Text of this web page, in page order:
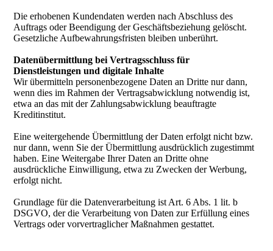
Die erhobenen Kundendaten werden nach Abschluss des
Auftrags oder Beendigung der Geschäftsbeziehung gelöscht.
Gesetzliche Aufbewahrungsfristen bleiben unberührt.
Datenübermittlung bei Vertragsschluss für
Dienstleistungen und digitale Inhalte
Wir übermitteln personenbezogene Daten an Dritte nur dann,
wenn dies im Rahmen der Vertragsabwicklung notwendig ist,
etwa an das mit der Zahlungsabwicklung beauftragte
Kreditinstitut.
Eine weitergehende Übermittlung der Daten erfolgt nicht bzw.
nur dann, wenn Sie der Übermittlung ausdrücklich zugestimmt
haben. Eine Weitergabe Ihrer Daten an Dritte ohne
ausdrückliche Einwilligung, etwa zu Zwecken der Werbung,
erfolgt nicht.
Grundlage für die Datenverarbeitung ist Art. 6 Abs. 1 lit. b
DSGVO, der die Verarbeitung von Daten zur Erfüllung eines
Vertrags oder vorvertraglicher Maßnahmen gestattet.